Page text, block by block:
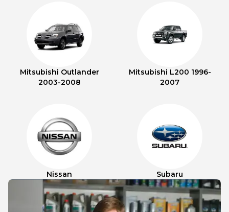
Mitsubishi Outlander
2003-2008
Mitsubishi L200 1996-
2007
Nissan Subaru